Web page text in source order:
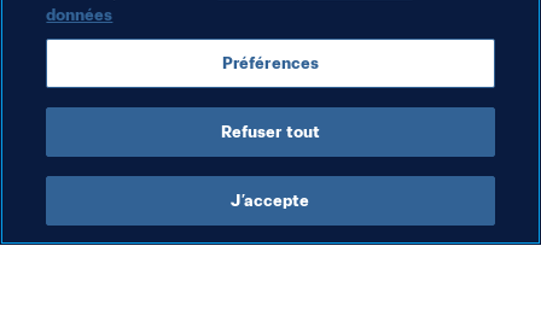
Comme il l'est indiqué dans le règlement de la Coupe du
Monde de la FIFA 2018, il n'y a pas de Prix officiel FIFA
pour l'équipe-type de la Coupe du Monde de la FIFA
Russie 2018. Les seuls prix FIFA remis sont listés ici.
données
Préférences
Refuser tout
J’accepte